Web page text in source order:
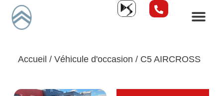
Accueil / Véhicule d'occasion / C5 AIRCROSS